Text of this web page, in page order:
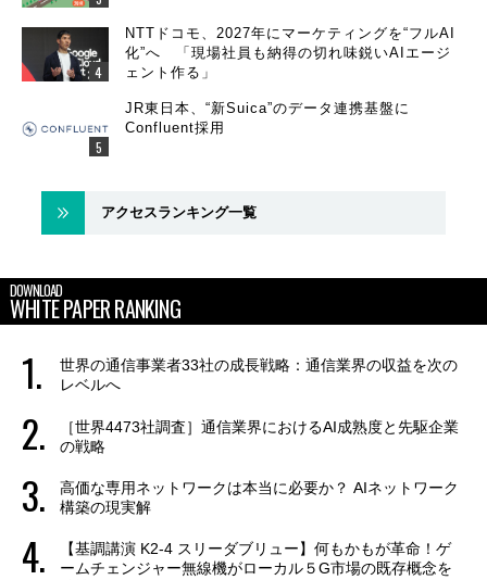
NTTドコモ、2027年にマーケティングを“フルAI
化”へ 「現場社員も納得の切れ味鋭いAIエージ
ェント作る」
JR東日本、“新Suica”のデータ連携基盤に
Confluent採用
アクセスランキング一覧
DOWNLOAD
WHITE PAPER RANKING
世界の通信事業者33社の成長戦略：通信業界の収益を次の
レベルへ
［世界4473社調査］通信業界におけるAI成熟度と先駆企業
の戦略
高価な専用ネットワークは本当に必要か？ AIネットワーク
構築の現実解
【基調講演 K2-4 スリーダブリュー】何もかもが革命！ゲ
ームチェンジャー無線機がローカル５G市場の既存概念を